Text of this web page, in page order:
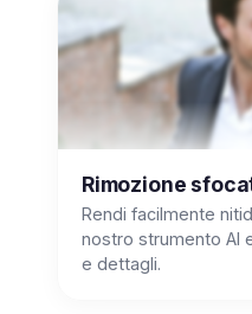
Rimozione
Rendi facilmente
nostro strumento AI
e dettagli.